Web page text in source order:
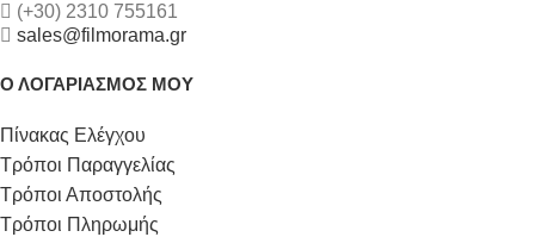
(+30) 2310 755161
sales@filmorama.gr
Ο ΛΟΓΑΡΙΑΣΜΟΣ ΜΟΥ
Πίνακας Ελέγχου
Τρόποι Παραγγελίας
Τρόποι Αποστολής
Τρόποι Πληρωμής